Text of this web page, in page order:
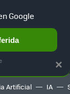
TERRITORIO
Artificial IA
×
Google